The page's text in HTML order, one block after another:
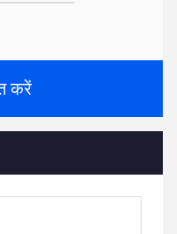
करें